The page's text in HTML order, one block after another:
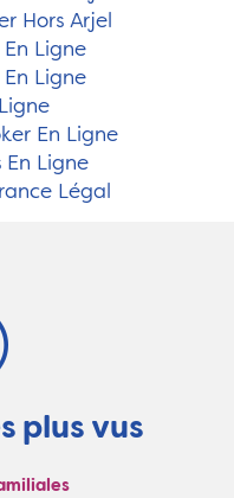
Hors Arjel
Ligne
Ligne
En Ligne
En Ligne
Légal
plus vus